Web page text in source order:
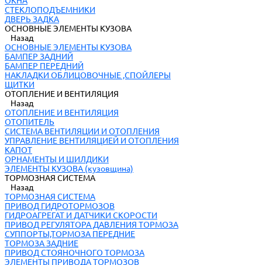
СТЕКЛОПОДЪЕМНИКИ
ДВЕРЬ ЗАДКА
ОСНОВНЫЕ ЭЛЕМЕНТЫ КУЗОВА
Назад
ОСНОВНЫЕ ЭЛЕМЕНТЫ КУЗОВА
БАМПЕР ЗАДНИЙ
БАМПЕР ПЕРЕДНИЙ
НАКЛАДКИ ОБЛИЦОВОЧНЫЕ ,СПОЙЛЕРЫ
ЩИТКИ
ОТОПЛЕНИЕ И ВЕНТИЛЯЦИЯ
Назад
ОТОПЛЕНИЕ И ВЕНТИЛЯЦИЯ
ОТОПИТЕЛЬ
СИСТЕМА ВЕНТИЛЯЦИИ И ОТОПЛЕНИЯ
УПРАВЛЕНИЕ ВЕНТИЛЯЦИЕЙ И ОТОПЛЕНИЯ
КАПОТ
ОРНАМЕНТЫ И ШИЛДИКИ
ЭЛЕМЕНТЫ КУЗОВА (кузовщина)
ТОРМОЗНАЯ СИСТЕМА
Назад
ТОРМОЗНАЯ СИСТЕМА
ПРИВОД ГИДРОТОРМОЗОВ
ГИДРОАГРЕГАТ И ДАТЧИКИ СКОРОСТИ
ПРИВОД РЕГУЛЯТОРА ДАВЛЕНИЯ ТОРМОЗА
СУППОРТЫ,ТОРМОЗА ПЕРЕДНИЕ
ТОРМОЗА ЗАДНИЕ
ПРИВОД СТОЯНОЧНОГО ТОРМОЗА
ЭЛЕМЕНТЫ ПРИВОДА ТОРМОЗОВ